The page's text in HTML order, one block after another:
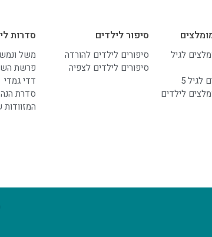
לגיל
5
לילדים
סיפור לילדים
סיפורים לילדים להורדה
סיפורים לילדים לצפיה
סדרות
משל
פרשת
דדי גמדי
סדרת הנה
המזוודות